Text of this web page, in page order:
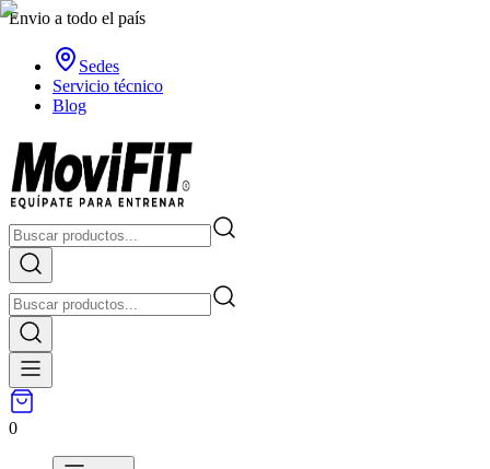
Envio a todo el país
Sedes
Servicio técnico
Blog
0